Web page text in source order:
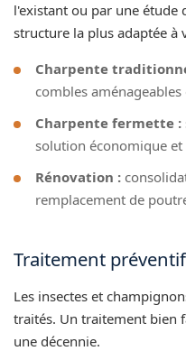
l'existant ou par une étude
structure la plus adaptée à
Charpente
combles
Charpente fermette :
solution économique et
Rénovation :
remplacement de
Traitement
Les insectes et
traités. Un traitement bien
une décennie.